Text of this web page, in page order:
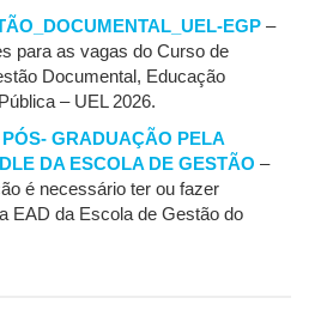
EGP –
para as vagas do Curso de
Documental, Educação
– UEL 2026.
PÓS- GRADUAÇÃO PELA
DA ESCOLA DE GESTÃO –
é necessário ter ou fazer
EAD da Escola de Gestão do